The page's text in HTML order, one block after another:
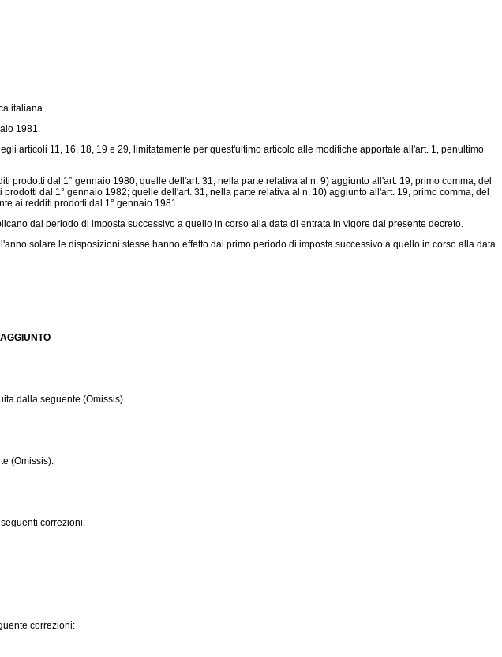
italiana.
1981.
articoli 11, 16, 18, 19 e 29, limitatamente per quest'ultimo articolo alle modifiche apportate all'art. 1, penultimo
dal 1° gennaio 1980; quelle dell'art. 31, nella parte relativa al n. 9) aggiunto all'art. 19, primo comma, del
dal 1° gennaio 1982; quelle dell'art. 31, nella parte relativa al n. 10) aggiunto all'art. 19, primo comma, del
ai redditi prodotti dal 1° gennaio 1981.
dal periodo di imposta successivo a quello in corso alla data di entrata in vigore dal presente decreto.
solare le disposizioni stesse hanno effetto dal primo periodo di imposta successivo a quello in corso alla data
dalla seguente (Omissis).
(Omissis).
correzioni.
correzioni: